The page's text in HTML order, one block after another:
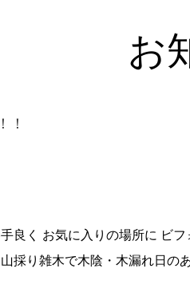
お
！
良く お気に入りの場所に ビ
採り雑木で木陰・木漏れ日の